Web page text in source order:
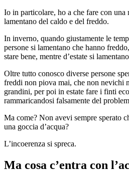
Io in particolare, ho a che fare con una
lamentano del caldo e del freddo.
In inverno, quando giustamente le
persone si lamentano che hanno
stare bene, mentre d’estate si
Oltre tutto conosco diverse persone
freddi non piova mai, che non nevichi
grandini, per poi in estate fare i finti
rammaricandosi falsamente del
Ma come? Non avevi sempre sperato
una goccia d’acqua?
L’incoerenza si spreca.
Ma cosa c’entra con